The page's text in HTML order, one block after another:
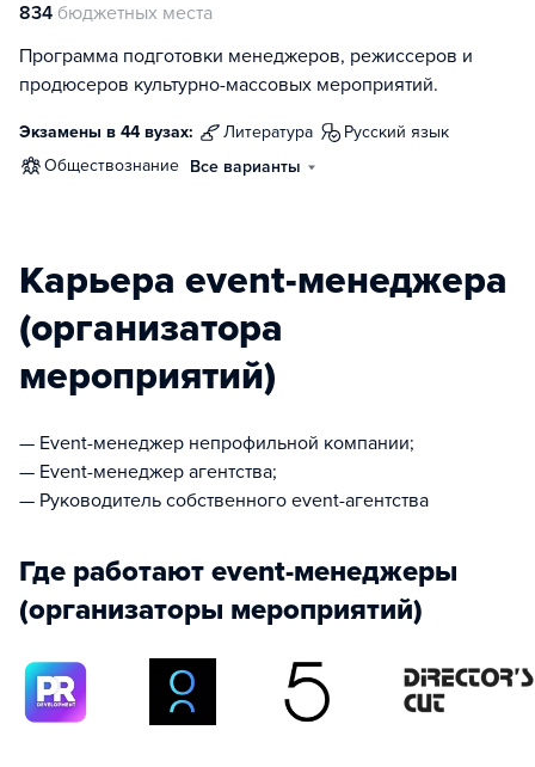
834 бюджетных места
Программа подготовки менеджеров, режиссеров и
продюсеров культурно-массовых мероприятий.
Экзамены в 44 вузах: литература
русский язык
обществознание Все варианты
Карьера event-менеджера
(организатора
мероприятий)
— Event-менеджер непрофильной компании;
— Event-менеджер агентства;
— Руководитель собственного еvent-агентства
Где работают event-менеджеры
(организаторы мероприятий)